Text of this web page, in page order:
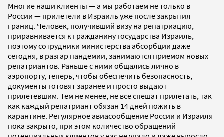
Многие наши клиенты — а мы работаем не только в
России — прилетели в Израиль уже после закрытия
границ. Человек, получивший визу на репатриацию,
приравнивается к гражданину государства Израиль,
поэтому сотрудники министерства абсорбции даже
сегодня, в разгар пандемии, занимаются приемом новых
репатриантов. Раньше с ними общались лично в
аэропорту, теперь, чтобы обеспечить безопасность,
документы готовят заранее и просто выдают
прилетевшим. Тем не менее, не все спешат прилетать, так
как каждый репатриант обязан 14 дней пожить в
карантине. Регулярное авиасообщение России и Израиля
пока закрыто, при этом количество обращений